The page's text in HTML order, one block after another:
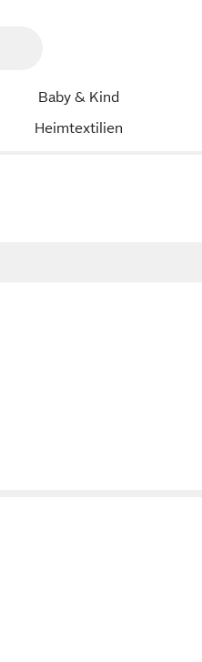
Baby & Kind
Heimtextilien